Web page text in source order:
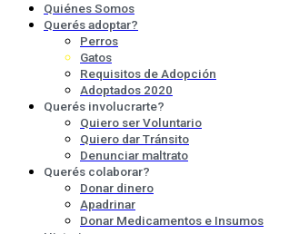
Quiénes Somos
Querés adoptar?
Perros
Gatos
Requisitos de Adopción
Adoptados 2020
Querés involucrarte?
Quiero ser Voluntario
Quiero dar Tránsito
Denunciar maltrato
Querés colaborar?
Donar dinero
Apadrinar
Donar Medicamentos e Insumos